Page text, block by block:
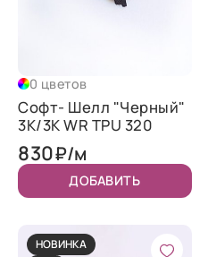
0 цветов
Софт- Шелл "Черный"
3K/3K WR TPU 320
830₽/м
ДОБАВИТЬ
НОВИНКА